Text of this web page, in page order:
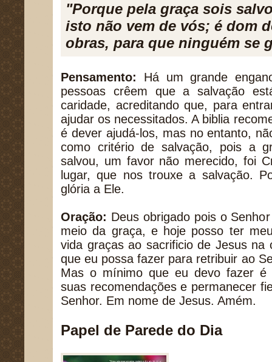
"Porque pela graça sois
isto não vem de vós; é dom
obras, para que ninguém se
Pensamento: Há um grande
pessoas crêem que a salvação
caridade, acreditando que, para
ajudar os necessitados. A biblia
é dever ajudá-los, mas no entanto,
como critério de salvação, pois a
salvou, um favor não merecido, foi
lugar, que nos trouxe a salvação.
glória a Ele.
Oração: Deus obrigado pois o
meio da graça, e hoje posso ter
vida graças ao sacrificio de Jesus na
que eu possa fazer para retribuir ao
Mas o mínimo que eu devo fazer é
suas recomendações e permanecer
Senhor. Em nome de Jesus. Amém.
Papel de Parede do Dia